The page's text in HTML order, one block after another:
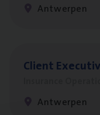
Antwerpen
Client
Antwerpen